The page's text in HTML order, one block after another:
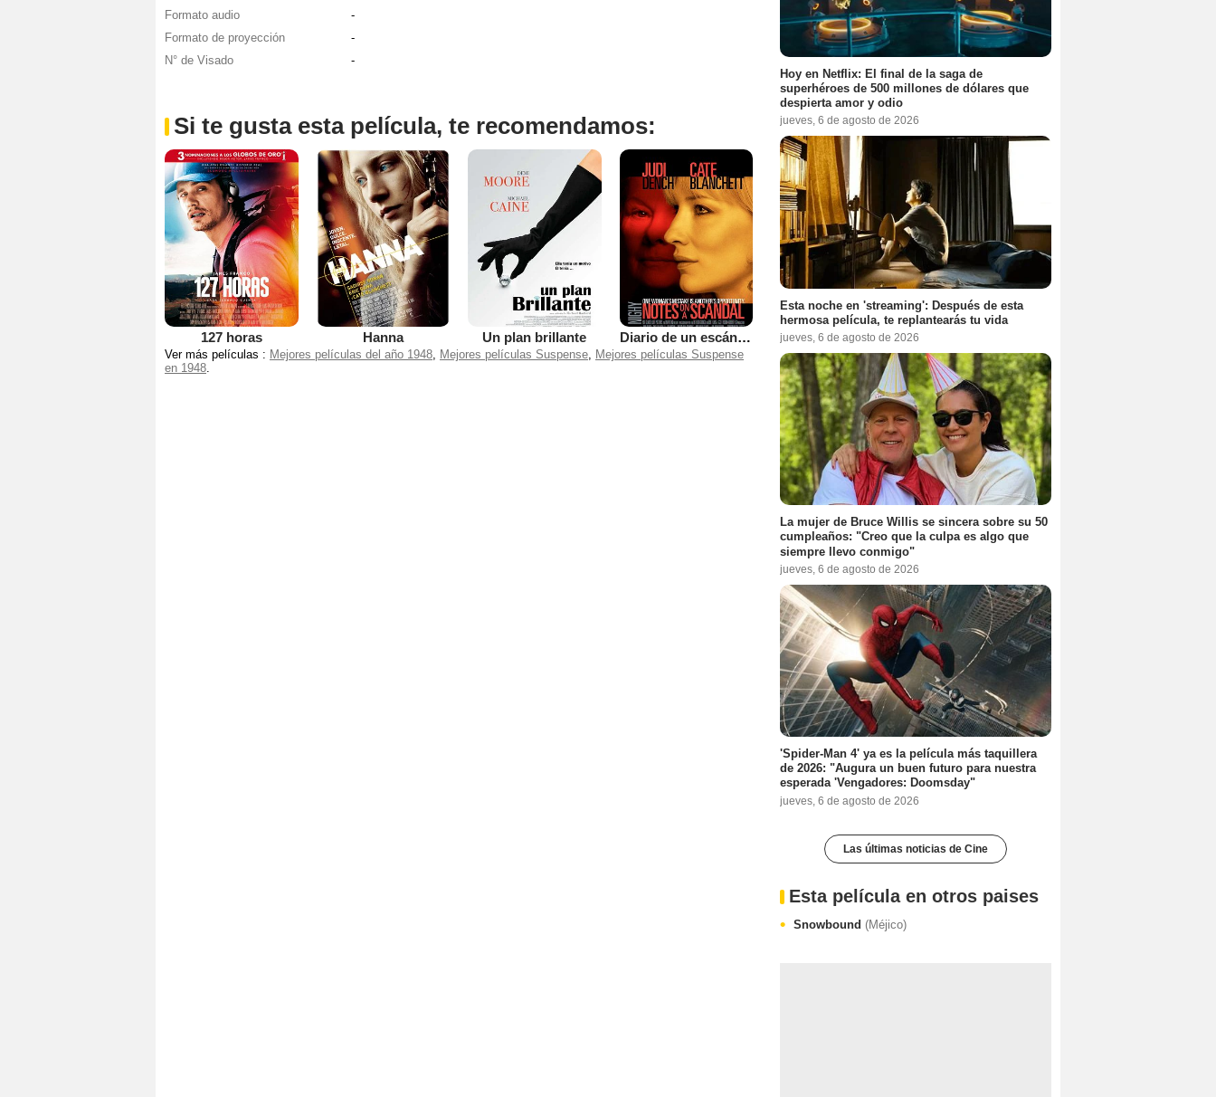
Formato audio
-
Formato de proyección
-
N° de Visado
-
Si te gusta esta película, te recomendamos:
127 horas Hanna Un plan brillante Diario de un escándalo
Ver más películas : Mejores películas del año 1948, Mejores películas Suspense, Mejores películas Suspense
en 1948.
Hoy en Netflix: El final de la saga de
superhéroes de 500 millones de dólares que
despierta amor y odio
jueves, 6 de agosto de 2026
Esta noche en 'streaming': Después de esta
hermosa película, te replantearás tu vida
jueves, 6 de agosto de 2026
La mujer de Bruce Willis se sincera sobre su 50
cumpleaños: "Creo que la culpa es algo que
siempre llevo conmigo"
jueves, 6 de agosto de 2026
'Spider-Man 4' ya es la película más taquillera
de 2026: "Augura un buen futuro para nuestra
esperada 'Vengadores: Doomsday"
jueves, 6 de agosto de 2026
Las últimas noticias de Cine
Esta película en otros paises
Snowbound (Méjico)